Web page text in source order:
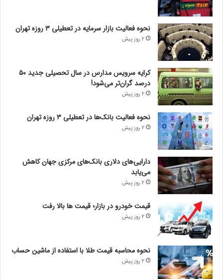
نحوه فعالیت بازار سرمایه در تعطیلی ۳ روزه تهران
2 روز پیش
کرایه سرویس مدارس در سال تحصیلی جدید ۵۰
درصد گران‌تر می‌شود!
2 روز پیش
نحوه فعالیت بانک‌ها در تعطیلی ۳ روزه تهران
2 روز پیش
دارایی‌های دلاری بانک‌های مرکزی جهان کاهش
می‌یابد
2 روز پیش
قیمت خودرو در بازار؛ قیمت ها بالا رفت
2 روز پیش
نحوه محاسبه قیمت طلا با استفاده از ماشین حساب
2 روز پیش